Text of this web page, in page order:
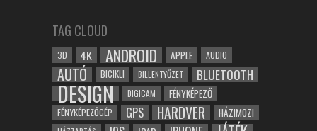
TAG CLOUD
3D 4K ANDROID APPLE AUDIO
AUTÓ BICIKLI BILLENTYŰZET BLUETOOTH
DESIGN DIGICAM FÉNYKÉPEZŐ
FÉNYKÉPEZŐGÉP GPS HARDVER HÁZIMOZI